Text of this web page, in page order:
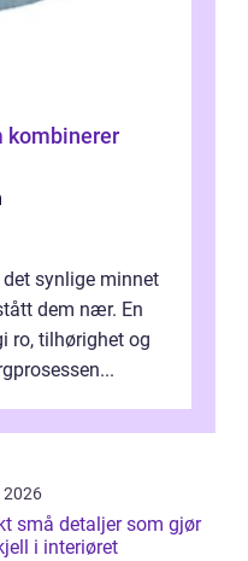
synlige minnet
dem nær. En
ro, tilhørighet og
2026
i interiøret